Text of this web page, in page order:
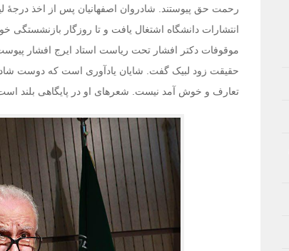
رحمت حق پیوستند. شادروان اصفهانیان پس از اخذ درجۀ
انتشارات دانشگاه اشتغال یافت و تا روزگار
موقوفات دکتر افشار تحت ریاست استاد ایرج افشار
حقیقت زود لبیک گفت. شایان یادآوری است که دوست
تعارف و خوش آمد نیست. شعرهای او در پایگاهی بلند